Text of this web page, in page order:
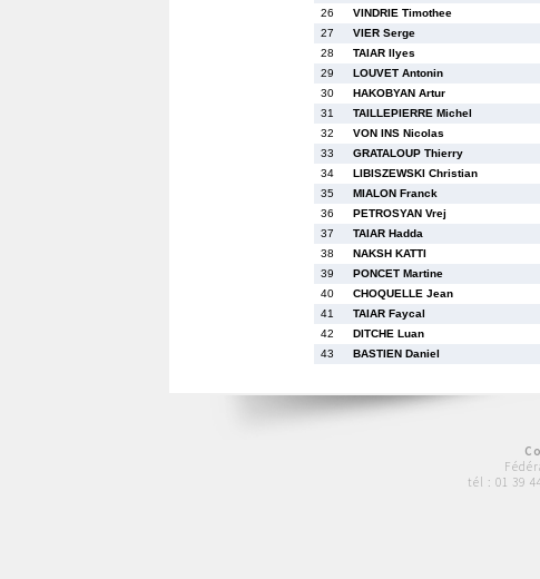
26
VINDRIE Timothee
27
VIER Serge
28
TAIAR Ilyes
29
LOUVET Antonin
30
HAKOBYAN Artur
31
TAILLEPIERRE Michel
32
VON INS Nicolas
33
GRATALOUP Thierry
34
LIBISZEWSKI Christian
35
MIALON Franck
36
PETROSYAN Vrej
37
TAIAR Hadda
38
NAKSH KATTI
39
PONCET Martine
40
CHOQUELLE Jean
41
TAIAR Faycal
42
DITCHE Luan
43
BASTIEN Daniel
tél : 01 39